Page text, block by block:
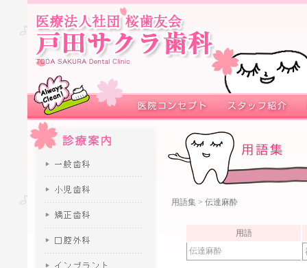
用語集 > 伝達麻酔
用語
伝達麻酔